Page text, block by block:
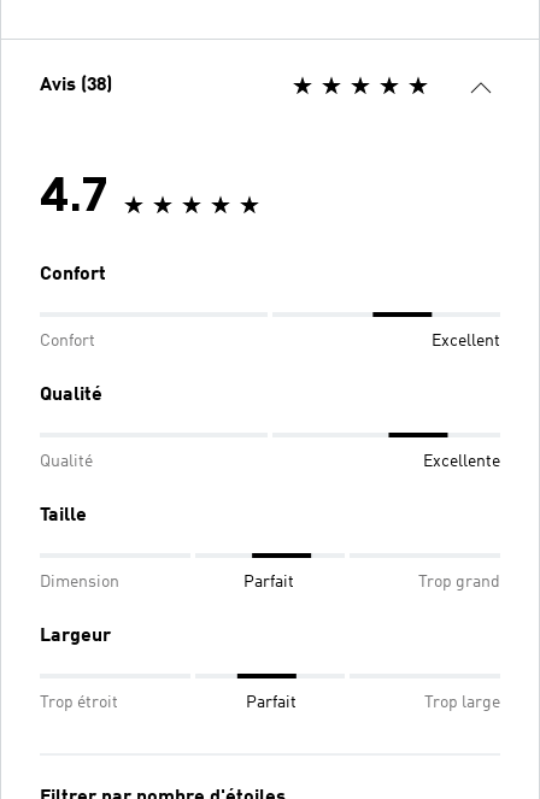
Avis (38)
4.7
Confort
Confort Excellent
Qualité
Qualité Excellente
Taille
Dimension Parfait Trop grand
Largeur
Trop étroit Parfait Trop large